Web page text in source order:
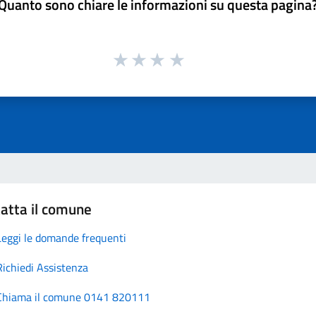
sono chiare le informazioni su questa
il comune
le domande frequenti
Assistenza
il comune 0141 820111